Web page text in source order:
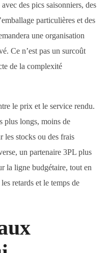
des pics saisonniers, des
particulières et des
une organisation
Ce n’est pas un surcoût
de la complexité
le prix et le service rendu.
plus longs, moins de
stocks ou des frais
un partenaire 3PL plus
la ligne budgétaire, tout en
retards et le temps de